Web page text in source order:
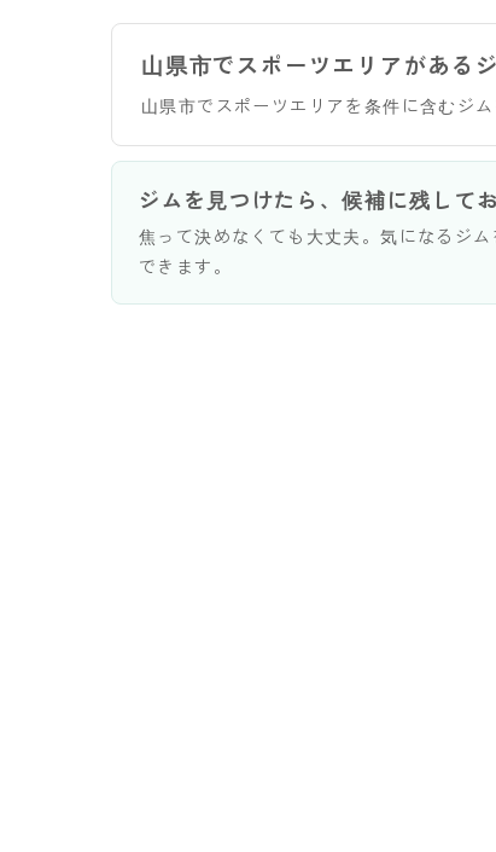
山県市でスポーツエリアがある
山県市でスポーツエリアを条件に含むジ
ジムを見つけたら、候補に残してお
焦って決めなくても大丈夫。気になるジ
できます。